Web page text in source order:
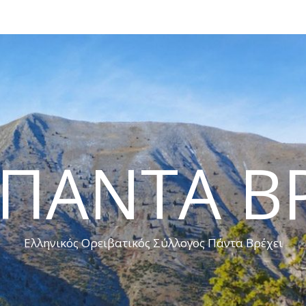
Ελληνικός Ορειβατικός Σύλλογος Πάντα Βρέχει